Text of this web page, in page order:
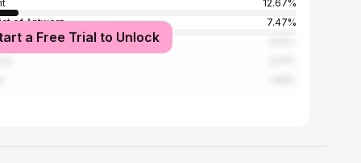
12.67%
of Antwerp
7.47%
Capital Region
a Free Trial to Unlock